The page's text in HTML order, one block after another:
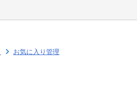
お気に入り管理